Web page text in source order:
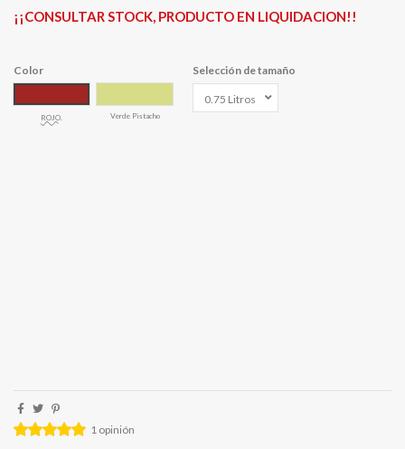
¡¡CONSULTAR STOCK, PRODUCTO EN LIQUIDACION!!
Color
ROJO. Verde Pistacho
Selección de tamaño
1 opinión